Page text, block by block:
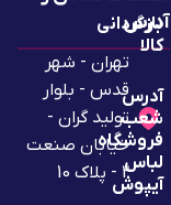
بازگردانی
کالا
آدرس
شعب
فروشگاه
لباس
آیپوش
تهران - شهر
قدس - بلوار
تولید گران -
خیابان صنعت
2 - پلاک 10
آدرس